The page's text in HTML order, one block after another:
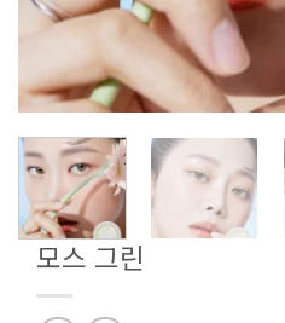
모스 그린